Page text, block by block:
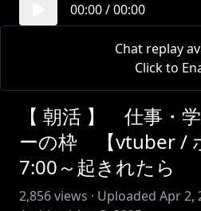
00:00/00:00
Chat replay
Click to
【 朝活 】 仕事・
ーの枠 【vtuber /
7:00～起きれたら
2,856views · Uploaded Apr 2,